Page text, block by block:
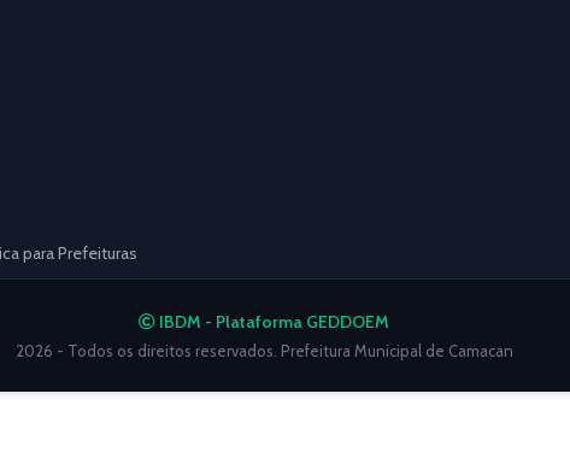
para Prefeituras
IBDM - Plataforma GEDDOEM
2026 - Todos os direitos reservados. Prefeitura Municipal de Camacan